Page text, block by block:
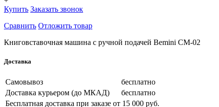
Купить Заказать звонок
Сравнить Отложить товар
Книговставочная машина с ручной подачей Bemini CM-02
Доставка
Самовывоз
бесплатно
Доставка курьером (до МКАД)
бесплатно
Бесплатная доставка при заказе от 15 000 руб.